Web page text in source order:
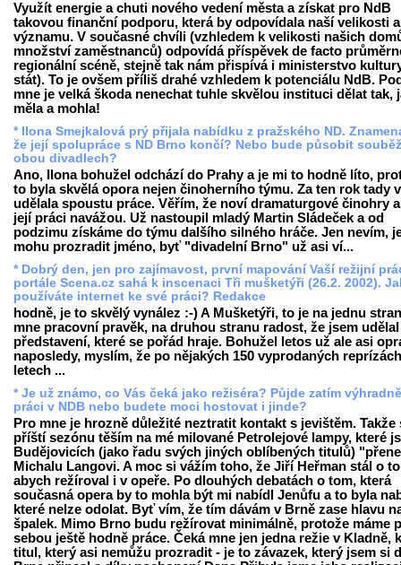
Využít energie a chuti nového vedení města a získat pro NdB
takovou finanční podporu, která by odpovídala naší velikosti a
významu. V současné chvíli (vzhledem k velikosti našich
množství zaměstnanců) odpovídá příspěvek de facto
regionální scéně, stejně tak nám přispívá i ministerstvo
stát). To je ovšem příliš drahé vzhledem k potenciálu NdB.
mne je velká škoda nenechat tuhle skvělou instituci dělat tak,
měla a mohla!
* Ilona Smejkalová prý přijala nabídku z pražského ND.
že její spolupráce s ND Brno končí? Nebo bude působit
obou divadlech?
Ano, Ilona bohužel odchází do Prahy a je mi to hodně líto,
to byla skvělá opora nejen činoherního týmu. Za ten rok tady
udělala spoustu práce. Věřím, že noví dramaturgové činohry
její práci navážou. Už nastoupil mladý Martin Sládeček a od
podzimu získáme do týmu dalšího silného hráče. Jen nevím,
mohu prozradit jméno, byť "divadelní Brno" už asi ví...
* Dobrý den, jen pro zajímavost, první mapování Vaší režijní
portále Scena.cz sahá k inscenaci Tři mušketýři (26.2. 2002).
používáte internet ke své práci? Redakce
hodně, je to skvělý vynález :-) A Mušketýři, to je na jednu
mne pracovní pravěk, na druhou stranu radost, že jsem udělal
představení, které se pořád hraje. Bohužel letos už ale asi
naposledy, myslím, že po nějakých 150 vyprodaných
letech ...
* Je už známo, co Vás čeká jako režiséra? Půjde zatím
práci v NDB nebo budete moci hostovat i jinde?
Pro mne je hrozně důležité neztratit kontakt s jevištěm. Takže
příští sezónu těším na mé milované Petrolejové lampy, které
Budějovicích (jako řadu svých jiných oblíbených titulů)
Michalu Langovi. A moc si vážím toho, že Jiří Heřman stál o
abych režíroval i v opeře. Po dlouhých debatách o tom, která
současná opera by to mohla být mi nabídl Jenůfu a to byla
které nelze odolat. Byť vím, že tím dávám v Brně zase hlavu
špalek. Mimo Brno budu režírovat minimálně, protože máme
sebou ještě hodně práce. Čeká mne jen jedna režie v Kladně,
titul, který asi nemůžu prozradit - je to závazek, který jsem si